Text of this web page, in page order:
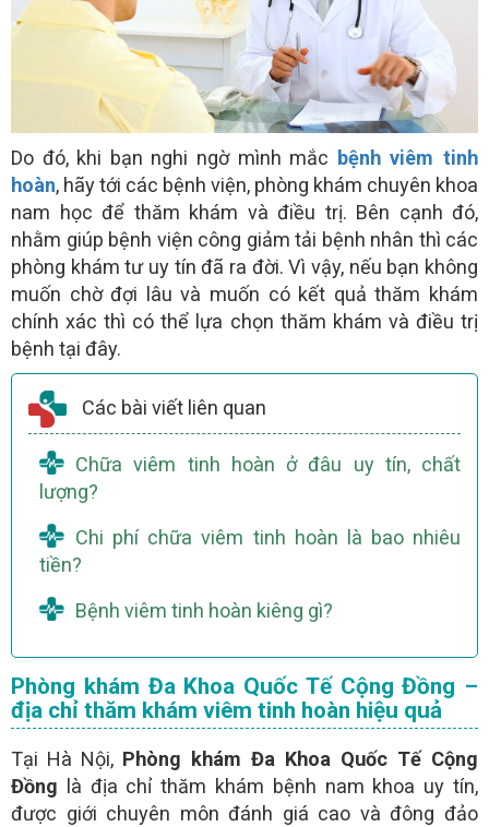
Do đó, khi bạn nghi ngờ mình mắc bệnh viêm tinh
hoàn, hãy tới các bệnh viện, phòng khám chuyên khoa
nam học để thăm khám và điều trị. Bên cạnh đó,
nhằm giúp bệnh viện công giảm tải bệnh nhân thì các
phòng khám tư uy tín đã ra đời. Vì vậy, nếu bạn không
muốn chờ đợi lâu và muốn có kết quả thăm khám
chính xác thì có thể lựa chọn thăm khám và điều trị
bệnh tại đây.
Các bài viết liên quan
Chữa viêm tinh hoàn ở đâu uy tín, chất
lượng?
Chi phí chữa viêm tinh hoàn là bao nhiêu
tiền?
Bệnh viêm tinh hoàn kiêng gì?
Phòng khám Đa Khoa Quốc Tế Cộng Đồng –
địa chỉ thăm khám viêm tinh hoàn hiệu quả
Tại Hà Nội, Phòng khám Đa Khoa Quốc Tế Cộng
Đồng là địa chỉ thăm khám bệnh nam khoa uy tín,
được giới chuyên môn đánh giá cao và đông đảo